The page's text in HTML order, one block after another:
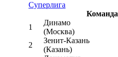
Суперлига
Команда
1
Динамо
(Москва)
2
Зенит-Казань
(Казань)